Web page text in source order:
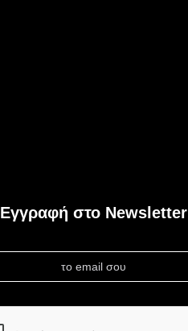
Εγγραφή στο Newsletter